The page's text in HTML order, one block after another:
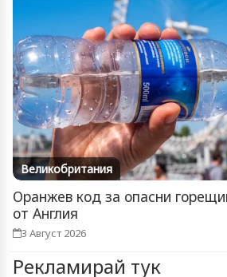
Великобритания
Оранжев код за опасни
от Англия
3 Август 2026
Рекламирай тук